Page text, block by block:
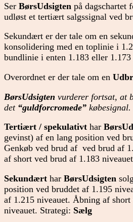
Ser BørsUdsigten på dagschartet
udløst et tertiært salgssignal ved
Sekundært er der tale om en
konsolidering med en toplinie i
bundlinie i enten 1.183 eller 1.173
Overordnet er der tale om en
BørsUdsigten vurderer fortsat, at
det “guldforcromede” købesignal.
Tertiært / spekulativt har
gevinst) af en lang position ved
Genkøb ved brud af ved brud af
af short ved brud af 1.183
Sekundært har BørsUdsigten
position ved bruddet af 1.195
af 1.215 niveauet. Åbning af
niveauet. Strategi: Sælg